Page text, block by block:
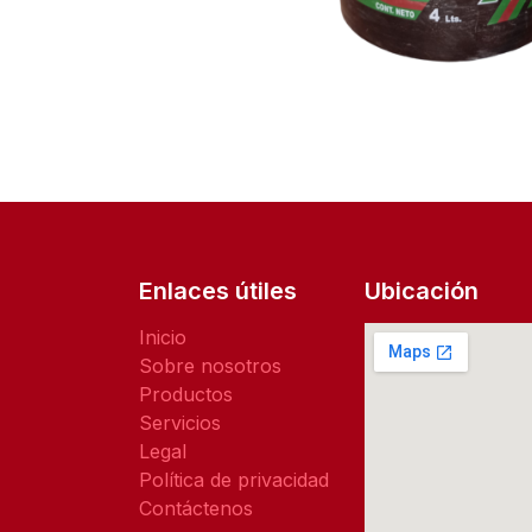
Enlaces útiles
Inicio
Sobre nosotros
Productos
Servicios
Legal
Política de privacidad
Contáctenos
Ubicación